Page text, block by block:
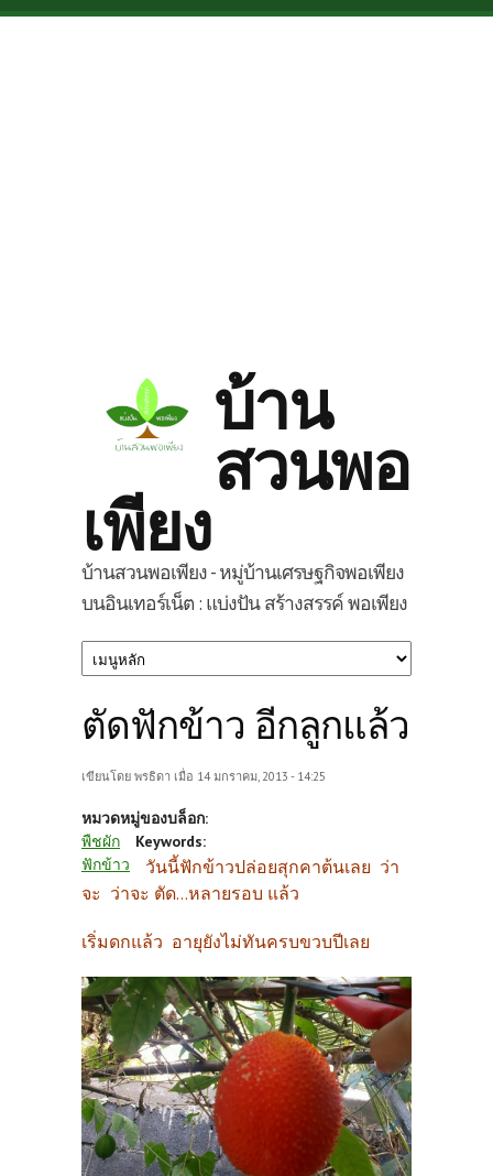
Skip to main content
บ้าน
สวนพอ
เพียง
บ้านสวนพอเพียง - หมู่บ้านเศรษฐกิจพอเพียง
บนอินเทอร์เน็ต : แบ่งปัน สร้างสรรค์ พอเพียง
ตัดฟักข้าว อีกลูกแล้ว
เขียนโดย พรธิดา เมื่อ 14 มกราคม, 2013 - 14:25
หมวดหมู่ของบล็อก:
พืชผัก
Keywords:
ฟักข้าว
วันนี้ฟักข้าวปล่อยสุกคาต้นเลย ว่า
จะ ว่าจะ ตัด...หลายรอบ แล้ว
เริ่มดกแล้ว อายุยังไม่ทันครบขวบปีเลย